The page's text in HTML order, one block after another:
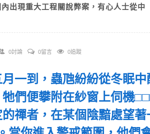
出現重大工程關說弊案，有心人士從中
0討論 0留言 0追蹤
月一到，蟲虺紛紛從冬眠
牠們便攀附在紗窗上伺機
禪者，在某個陰黯處望